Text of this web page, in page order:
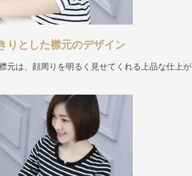
りとした襟元のデザイン
元は、顔周りを明るく見せてくれる上品な仕上が